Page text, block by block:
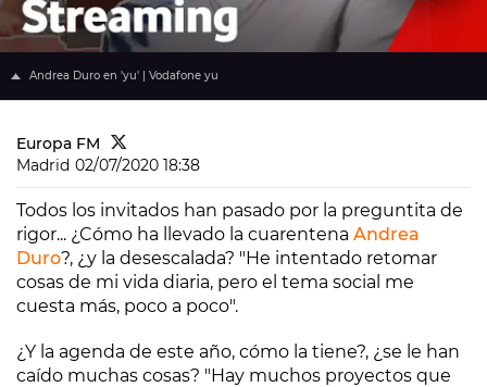
Andrea Duro en 'yu' | Vodafone yu
Europa FM
Madrid 02/07/2020 18:38
Todos los invitados han pasado por la preguntita de
rigor... ¿Cómo ha llevado la cuarentena Andrea
Duro?, ¿y la desescalada? "He intentado retomar
cosas de mi vida diaria, pero el tema social me
cuesta más, poco a poco".
¿Y la agenda de este año, cómo la tiene?, ¿se le han
caído muchas cosas? "Hay muchos proyectos que